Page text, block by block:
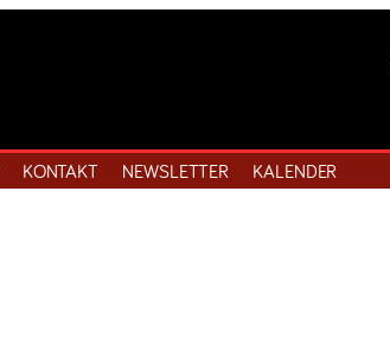
KONTAKT NEWSLETTER KALENDER